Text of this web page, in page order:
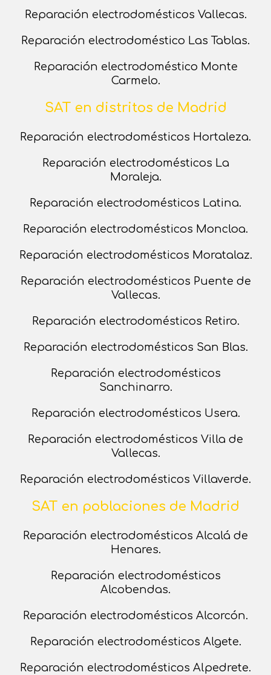
Reparación electrodomésticos Vallecas.
Reparación electrodoméstico Las Tablas.
Reparación electrodoméstico Monte
Carmelo.
SAT en distritos de Madrid
Reparación electrodomésticos Hortaleza.
Reparación electrodomésticos La
Moraleja.
Reparación electrodomésticos Latina.
Reparación electrodomésticos Moncloa.
Reparación electrodomésticos Moratalaz.
Reparación electrodomésticos Puente de
Vallecas.
Reparación electrodomésticos Retiro.
Reparación electrodomésticos San Blas.
Reparación electrodomésticos
Sanchinarro.
Reparación electrodomésticos Usera.
Reparación electrodomésticos Villa de
Vallecas.
Reparación electrodomésticos Villaverde.
SAT en poblaciones de Madrid
Reparación electrodomésticos Alcalá de
Henares.
Reparación electrodomésticos
Alcobendas.
Reparación electrodomésticos Alcorcón.
Reparación electrodomésticos Algete.
Reparación electrodomésticos Alpedrete.